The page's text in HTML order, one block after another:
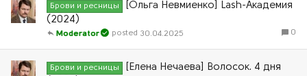
Брови и ресницы
[Ольга Невмиенко] Lash-Академия
(2024)
0
30.04.2025
Moderator
Брови и ресницы
[Елена Нечаева] Волосок. 4 дня